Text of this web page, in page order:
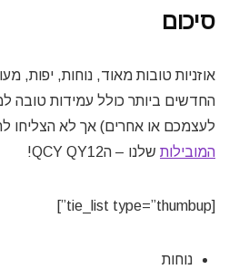
סיכום
אוזניות טובות מאוד, נוחות, יפות,
החדשים ביותר כולל עמידות טובה
לעצמכם או אחרים) אך לא הצליחו
המובילות שלנו – הQCY QY12!
[tie_list type=”thumbup”]
נוחות